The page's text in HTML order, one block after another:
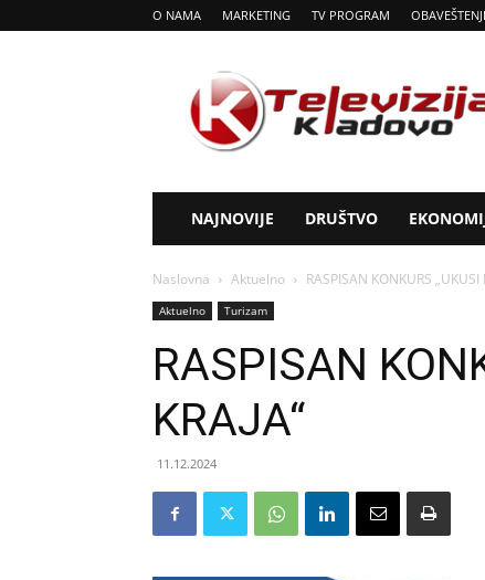
O NAMA MARKETING TV PROGRAM
Tv
Kladovo
NAJNOVIJE DRUŠTVO
Naslovna Aktuelno RASPISAN KONKURS „UKUSI
Aktuelno Turizam
RASPISAN
KRAJA“
11.12.2024